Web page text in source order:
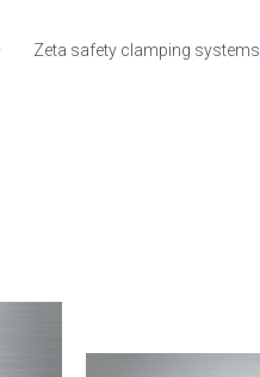
Zeta safety clamping systems